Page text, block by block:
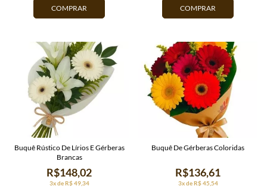
COMPRAR COMPRAR
3x de R$ 49,34
R$148,02
Buquê Rústico De Lírios E Gérberas
Brancas
3x de R$ 45,54
R$136,61
Buquê De Gérberas Coloridas